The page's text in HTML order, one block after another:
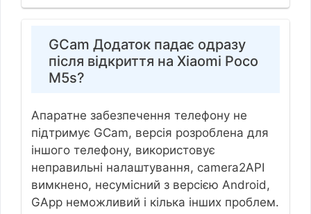
GCam Додаток падає одразу
після відкриття на Xiaomi Poco
M5s?
Апаратне забезпечення телефону не
підтримує GCam, версія розроблена для
іншого телефону, використовує
неправильні налаштування, camera2API
вимкнено, несумісний з версією Android,
GApp неможливий і кілька інших проблем.